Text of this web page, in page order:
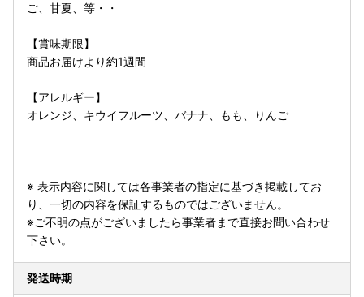
ご、甘夏、等・・
【賞味期限】
商品お届けより約1週間
【アレルギー】
オレンジ、キウイフルーツ、バナナ、もも、りんご
※ 表示内容に関しては各事業者の指定に基づき掲載してお
り、一切の内容を保証するものではございません。
※ご不明の点がございましたら事業者まで直接お問い合わせ
下さい。
発送時期